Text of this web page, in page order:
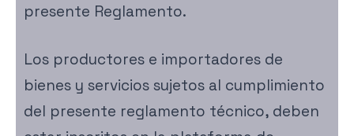
presente Reglamento.
Los productores e importadores de
bienes y servicios sujetos al cumplimiento
del presente reglamento técnico, deben